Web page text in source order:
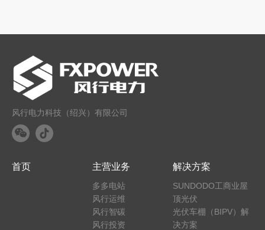
风行电力科技（绍兴）有限公司
首页 主营业务
多多电站
风行运维
风行智碳
风行投资
解决方案
SUNDODO工商业屋
顶光伏
光伏车棚（BIPV）解
决方案